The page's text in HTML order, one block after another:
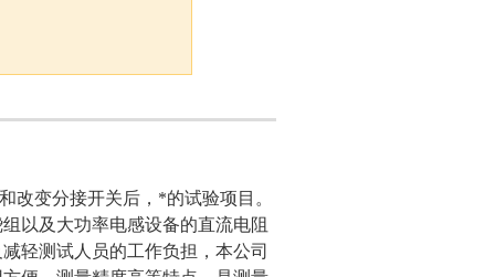
改变分接开关后，*的试验项目。
以及大功率电感设备的直流电阻
轻测试人员的工作负担，本公司